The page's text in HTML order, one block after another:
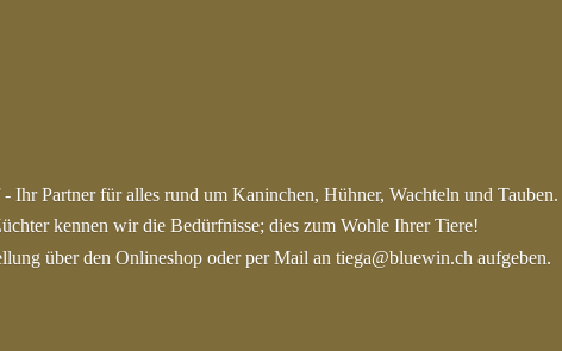
Ihr Partner für alles rund um Kaninchen, Hühner, Wachteln und Tauben.
kennen wir die Bedürfnisse; dies zum Wohle Ihrer Tiere!
über den Onlineshop oder per Mail an tiega@bluewin.ch aufgeben.